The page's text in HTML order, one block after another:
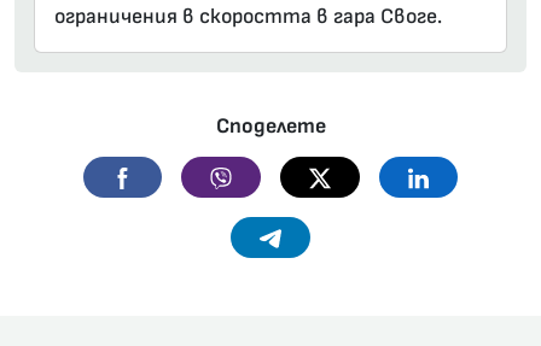
ограничения в скоростта в гара Своге.
Споделете
Facebook Viber Twitter Linkedin
Telegram